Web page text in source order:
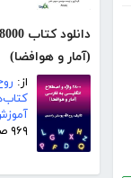
(آمار و هوافضا)
از:
۹۶۹ صفحه